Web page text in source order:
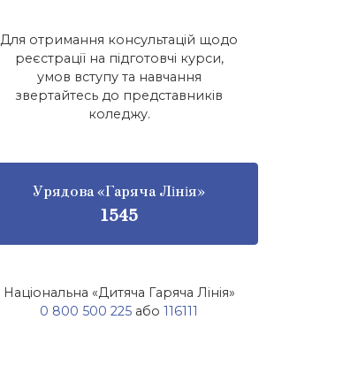
Для отримання консультацій щодо
реєстрації на підготовчі курси,
умов вступу та навчання
звертайтесь до представників
коледжу.
Урядова «Гаряча Лінія»
1545
Національна «Дитяча Гаряча Лінія»
0 800 500 225 або116111